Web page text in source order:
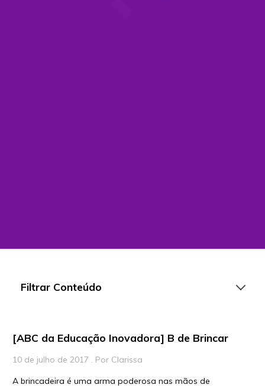
Filtrar Conteúdo
Playlists
[ABC da Educação Inovadora] B de Brincar
10 de julho de 2017 . Por Clarissa
A brincadeira é uma arma poderosa nas mãos de